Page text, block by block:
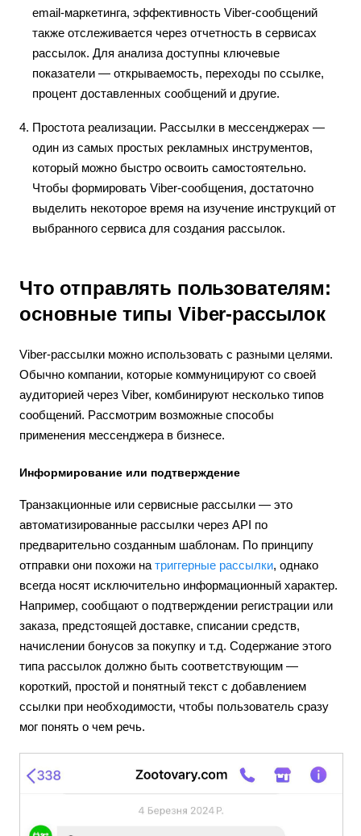
email-маркетинга, эффективность Viber-сообщений
также отслеживается через отчетность в сервисах
рассылок. Для анализа доступны ключевые
показатели — открываемость, переходы по ссылке,
процент доставленных сообщений и другие.
Простота реализации. Рассылки в мессенджерах —
один из самых простых рекламных инструментов,
который можно быстро освоить самостоятельно.
Чтобы формировать Viber-сообщения, достаточно
выделить некоторое время на изучение инструкций от
выбранного сервиса для создания рассылок.
Что отправлять пользователям:
основные типы Viber-рассылок
Viber-рассылки можно использовать с разными целями.
Обычно компании, которые коммуницируют со своей
аудиторией через Viber, комбинируют несколько типов
сообщений. Рассмотрим возможные способы
применения мессенджера в бизнесе.
Информирование или подтверждение
Транзакционные или сервисные рассылки — это
автоматизированные рассылки через API по
предварительно созданным шаблонам. По принципу
отправки они похожи на триггерные рассылки, однако
всегда носят исключительно информационный характер.
Например, сообщают о подтверждении регистрации или
заказа, предстоящей доставке, списании средств,
начислении бонусов за покупку и т.д. Содержание этого
типа рассылок должно быть соответствующим —
короткий, простой и понятный текст с добавлением
ссылки при необходимости, чтобы пользователь сразу
мог понять о чем речь.